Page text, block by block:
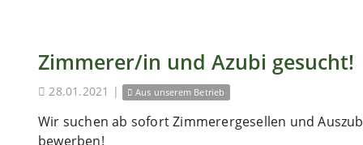
Zimmerer/in und Azubi gesucht!
28.01.2021 | Aus unserem Betrieb
Wir suchen ab sofort Zimmerergesellen und
bewerben!